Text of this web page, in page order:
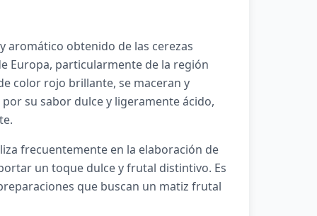
aromático obtenido de las cerezas
Europa, particularmente de la región
color rojo brillante, se maceran y
su sabor dulce y ligeramente ácido,
frecuentemente en la elaboración de
un toque dulce y frutal distintivo. Es
que buscan un matiz frutal